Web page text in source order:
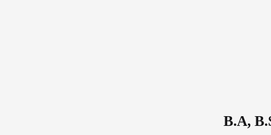
B.A,